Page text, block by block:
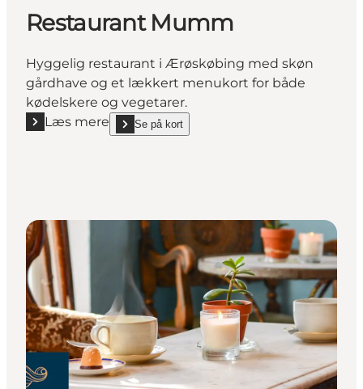
Restaurant Mumm
Hyggelig restaurant i Ærøskøbing med skøn
gårdhave og et lækkert menukort for både
kødelskere og vegetarer.
Læs mere
Læs mere "Restaurant Mumm"
Se på kort
show Restaurant Mumm on_map